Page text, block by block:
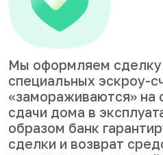
Мы оформляем сделку
специальных эскроу-
«замораживаются» на
сдачи дома в
образом банк
сделки и возврат